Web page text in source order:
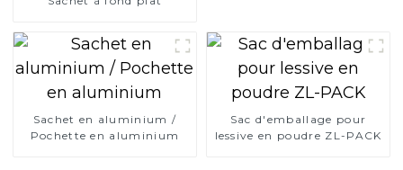
Sachet en aluminium /
Pochette en aluminium
Sac d'emballage pour
lessive en poudre ZL-PACK